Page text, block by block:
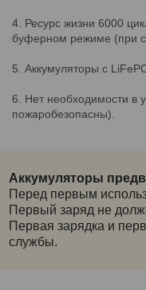
Ресурс жизни 6000
буферном режиме (при
Аккумуляторы с
Нет необходимости в
пожаробезопасны).
Аккумуляторы
Перед первым
Первый заряд не
Первая зарядка и
службы.